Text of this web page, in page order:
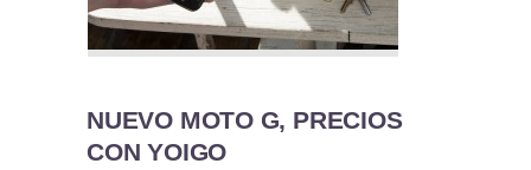
NUEVO MOTO G, PRECIOS
CON YOIGO